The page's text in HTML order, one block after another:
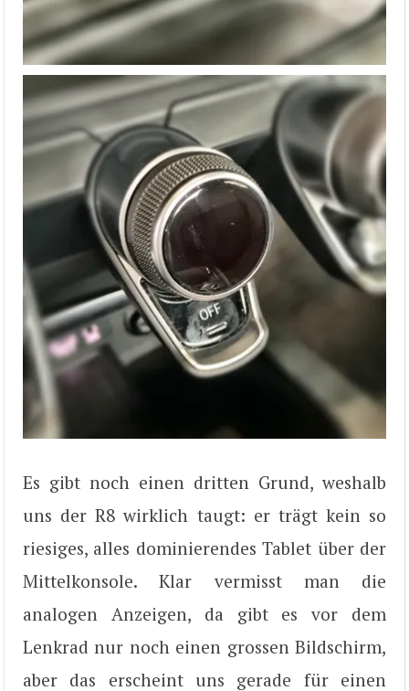
Es gibt noch einen dritten Grund, weshalb
uns der R8 wirklich taugt: er trägt kein so
riesiges, alles dominierendes Tablet über der
Mittelkonsole. Klar vermisst man die
analogen Anzeigen, da gibt es vor dem
Lenkrad nur noch einen grossen Bildschirm,
aber das erscheint uns gerade für einen